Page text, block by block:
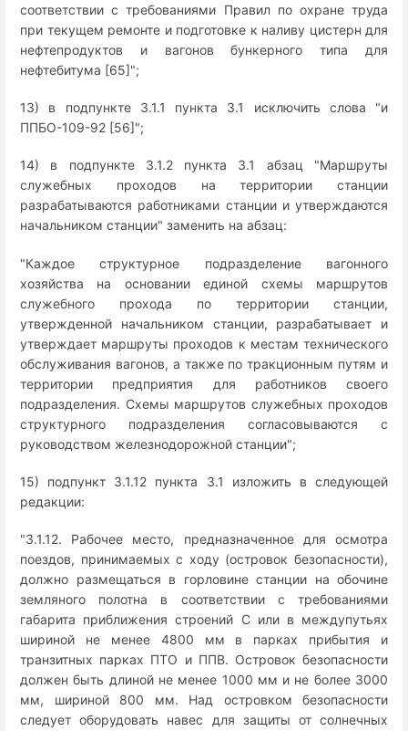
соответствии с требованиями Правил по охране труда
при текущем ремонте и подготовке к наливу цистерн для
нефтепродуктов и вагонов бункерного типа для
нефтебитума [65]";
13) в подпункте 3.1.1 пункта 3.1 исключить слова "и
ППБО-109-92 [56]";
14) в подпункте 3.1.2 пункта 3.1 абзац "Маршруты
служебных проходов на территории станции
разрабатываются работниками станции и утверждаются
начальником станции" заменить на абзац:
"Каждое структурное подразделение вагонного
хозяйства на основании единой схемы маршрутов
служебного прохода по территории станции,
утвержденной начальником станции, разрабатывает и
утверждает маршруты проходов к местам технического
обслуживания вагонов, а также по тракционным путям и
территории предприятия для работников своего
подразделения. Схемы маршрутов служебных проходов
структурного подразделения согласовываются с
руководством железнодорожной станции";
15) подпункт 3.1.12 пункта 3.1 изложить в следующей
редакции:
"3.1.12. Рабочее место, предназначенное для осмотра
поездов, принимаемых с ходу (островок безопасности),
должно размещаться в горловине станции на обочине
земляного полотна в соответствии с требованиями
габарита приближения строений С или в междупутьях
шириной не менее 4800 мм в парках прибытия и
транзитных парках ПТО и ППВ. Островок безопасности
должен быть длиной не менее 1000 мм и не более 3000
мм, шириной 800 мм. Над островком безопасности
следует оборудовать навес для защиты от солнечных